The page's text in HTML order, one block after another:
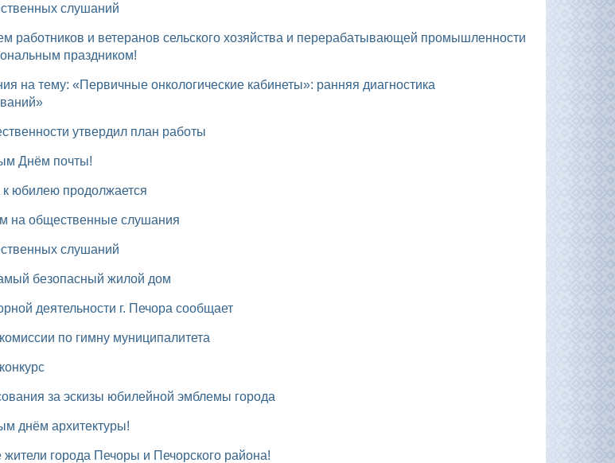
слушаний
праздником!
утвердил план работы
Днём почты!
к юбилею продолжается
на общественные слушания
слушаний
безопасный жилой дом
деятельности г. Печора сообщает
комиссии по гимну муниципалитета
за эскизы юбилейной эмблемы города
днём архитектуры!
жители города Печоры и Печорского района!